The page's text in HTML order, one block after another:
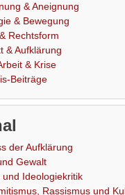
& Aneignung
& Bewegung
Rechtsform
& Aufklärung
& Krise
Beiträge
der Aufklärung
Gewalt
und Ideologiekritik
Rassismus und